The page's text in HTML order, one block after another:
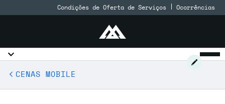
Condições de Oferta de Serviços Ocorrências
CENAS MOBILE